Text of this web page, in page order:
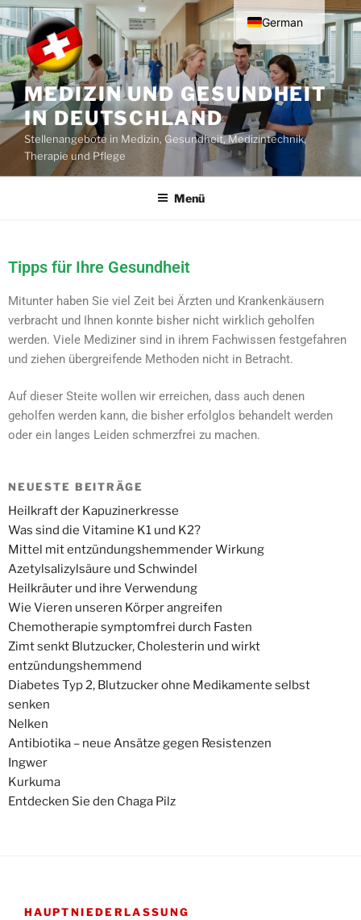
MEDIZIN UND GESUNDHEIT
IN DEUTSCHLAND
Stellenangebote in Medizin, Gesundheit, Medizintechnik,
Therapie und Pflege
Menü
Tipps für Ihre Gesundheit​
Mitunter haben Sie viel Zeit bei Ärzten und Krankenkäusern
verbracht und Ihnen konnte bisher nicht wirklich geholfen
werden. Viele Mediziner sind in ihrem Fachwissen festgefahren
und ziehen übergreifende Methoden nicht in Betracht.
Auf dieser Steite wollen wir erreichen, dass auch denen
geholfen werden kann, die bisher erfolglos behandelt werden
oder ein langes Leiden schmerzfrei zu machen.
NEUESTE BEITRÄGE
Heilkraft der Kapuzinerkresse
Was sind die Vitamine K1 und K2?
Mittel mit entzündungshemmender Wirkung
Azetylsalizylsäure und Schwindel
Heilkräuter und ihre Verwendung
Wie Vieren unseren Körper angreifen
Chemotherapie symptomfrei durch Fasten
Zimt senkt Blutzucker, Cholesterin und wirkt
entzündungshemmend
Diabetes Typ 2, Blutzucker ohne Medikamente selbst
senken
Nelken
Antibiotika – neue Ansätze gegen Resistenzen
Ingwer
Kurkuma
Entdecken Sie den Chaga Pilz
HAUPTNIEDERLASSUNG
German
English